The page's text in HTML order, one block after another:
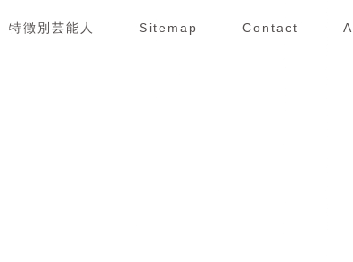
特徴別芸能人 Sitemap Contact